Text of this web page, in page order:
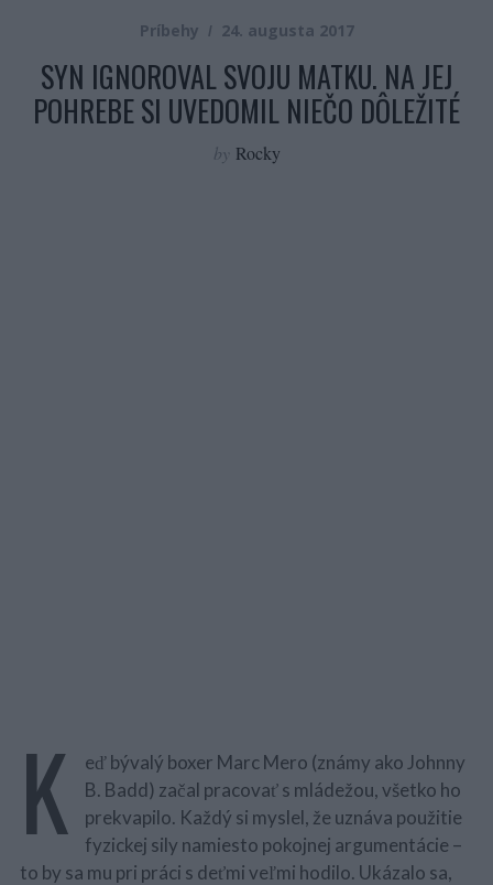
Príbehy 24. augusta 2017
SYN IGNOROVAL SVOJU MATKU. NA JEJ
POHREBE SI UVEDOMIL NIEČO DÔLEŽITÉ
by Rocky
K
eď bývalý boxer Marc Mero (známy ako Johnny
B. Badd) začal pracovať s mládežou, všetko ho
prekvapilo. Každý si myslel, že uznáva použitie
fyzickej sily namiesto pokojnej argumentácie –
to by sa mu pri práci s deťmi veľmi hodilo. Ukázalo sa,